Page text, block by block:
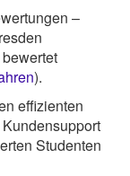
–
bewertet
).
effizienten
Studenten